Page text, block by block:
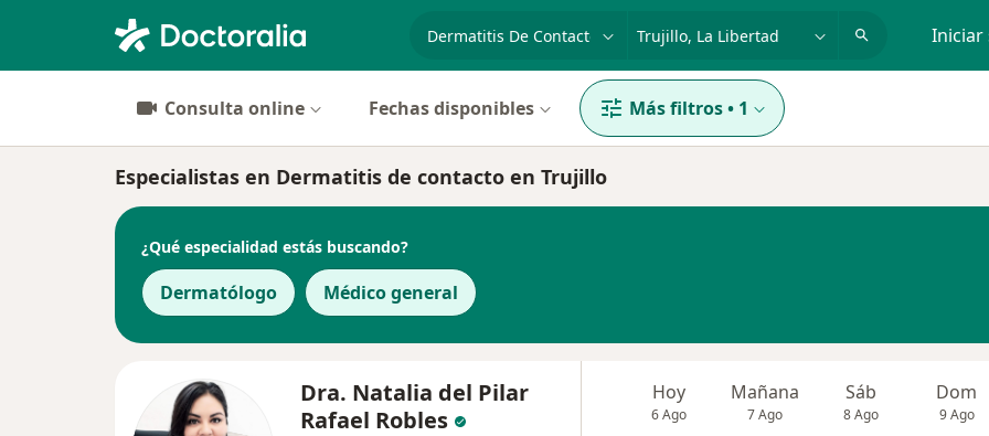
Iniciar
Consulta online Fechas disponibles Más filtros• 1
Especialistas en Dermatitis de contacto en Trujillo
¿Qué especialidad estás buscando?
Dermatólogo Médico general
Dra. Natalia del Pilar
Rafael Robles
Hoy
6 Ago
Mañana
7 Ago
Sáb
8 Ago
Dom
9 Ago